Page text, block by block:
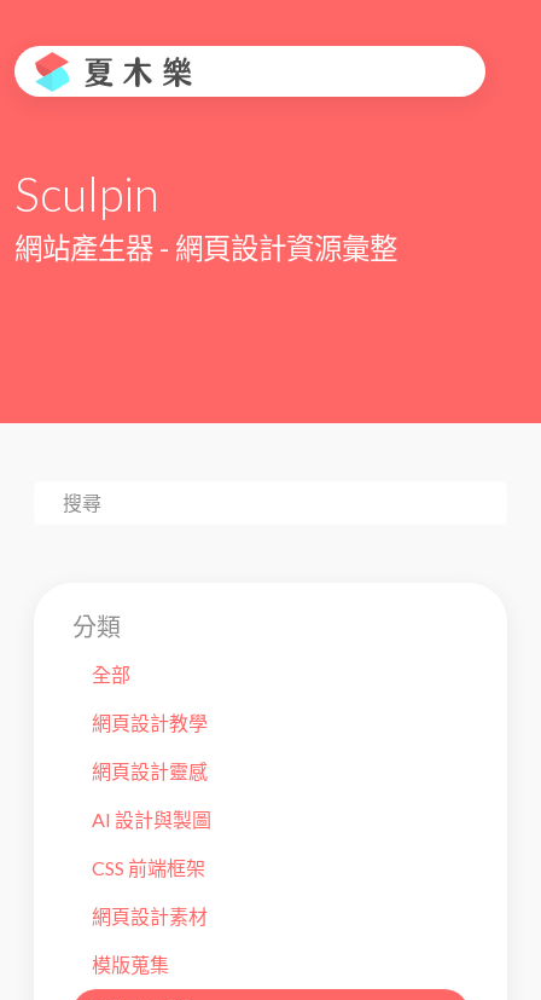
Sculpin
網站產生器 - 網頁設計資源彙整
分類
全部
網頁設計教學
網頁設計靈感
AI 設計與製圖
CSS 前端框架
網頁設計素材
模版蒐集